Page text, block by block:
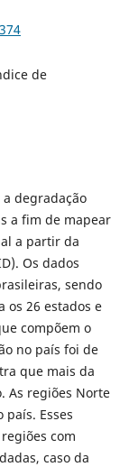
de
degradação
a fim de mapear
a partir da
Os dados
sendo
os 26 estados e
compõem o
no país foi de
que mais da
As regiões Norte
país. Esses
com
caso da